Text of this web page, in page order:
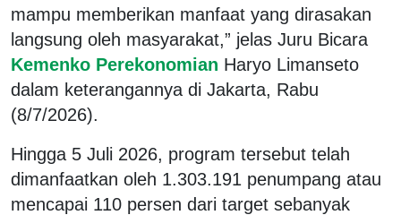
mampu memberikan manfaat yang dirasakan
langsung oleh masyarakat,” jelas Juru Bicara
Kemenko Perekonomian Haryo Limanseto
dalam keterangannya di Jakarta, Rabu
(8/7/2026).
Hingga 5 Juli 2026, program tersebut telah
dimanfaatkan oleh 1.303.191 penumpang atau
mencapai 110 persen dari target sebanyak